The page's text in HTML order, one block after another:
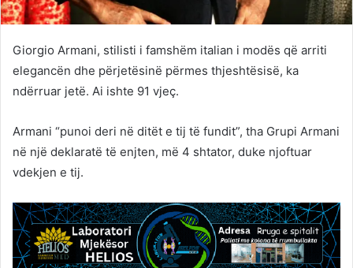
Giorgio Armani, stilisti i famshëm italian i modës që arriti
elegancën dhe përjetësinë përmes thjeshtësisë, ka
ndërruar jetë. Ai ishte 91 vjeç.
Armani “punoi deri në ditët e tij të fundit”, tha Grupi Armani
në një deklaratë të enjten, më 4 shtator, duke njoftuar
vdekjen e tij.